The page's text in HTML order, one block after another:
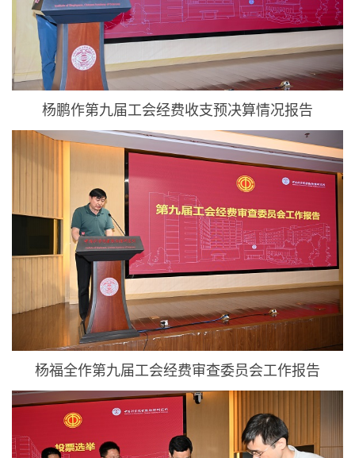
杨鹏作第九届工会经费收支预决算情况报告
杨福全作第九届工会经费审查委员会工作报告